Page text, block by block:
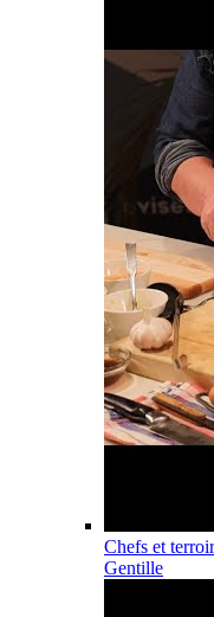
Chefs et
Gentille